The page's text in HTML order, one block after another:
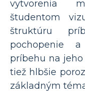
vytvorenia
študentom
štruktúru
pochopenie a
príbehu na
tiež hlbšie
základným